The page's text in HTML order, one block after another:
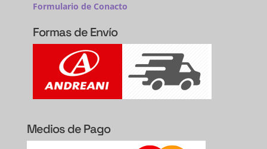
Formulario de Conacto
Formas de Envío
Medios de Pago